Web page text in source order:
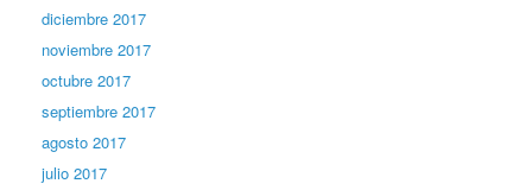
diciembre 2017
noviembre 2017
octubre 2017
septiembre 2017
agosto 2017
julio 2017